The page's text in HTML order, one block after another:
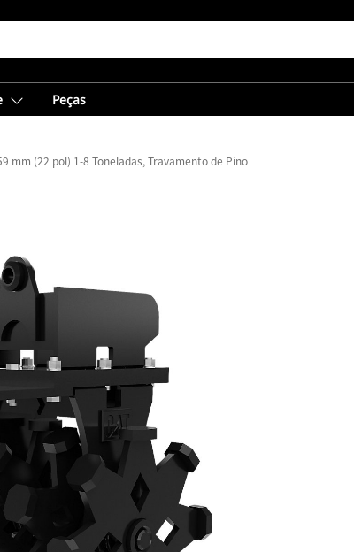
Peças
mm (22 pol) 1-8 Toneladas, Travamento de Pino